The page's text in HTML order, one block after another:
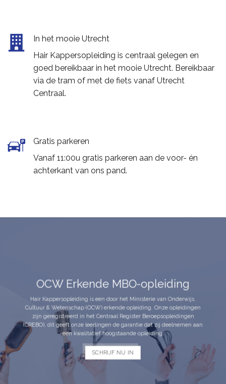
In het mooie Utrecht
Hair Kappersopleiding is centraal gelegen en
goed bereikbaar in het mooie Utrecht. Bereikbaar
via de tram of met de fiets vanaf Utrecht
Centraal.
Gratis parkeren
Vanaf 11:00u gratis parkeren aan de voor- én
achterkant van ons pand.
OCW Erkende MBO-opleiding
Hair Kappersopleiding is een door het Ministerie van Onderwijs,
Cultuur & Wetenschap (OCW) erkende opleiding. Onze opleidingen
zijn geregistreerd in het Centraal Register Beroepsopleidingen
(CREBO), dit geeft onze leerlingen de garantie dat zij deelnemen aan
een kwalitatief hoogstaande opleiding.
SCHRIJF NU IN